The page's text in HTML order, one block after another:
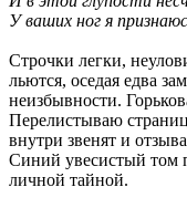
У ваших ног я
Строчки легки,
льются, оседая едва
неизбывности.
Перелистываю
внутри звенят и
Синий увесистый том
личной тайной.